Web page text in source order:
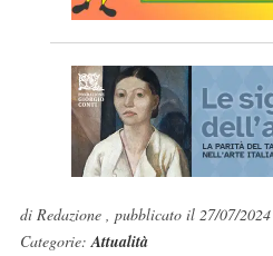
di Redazione , pubblicato il 27/07/2024
Categorie:Attualità